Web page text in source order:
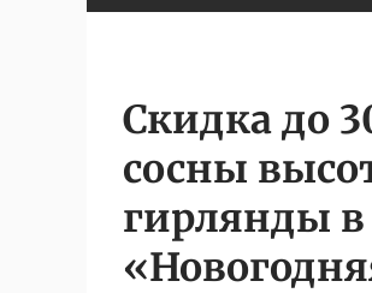
Скидка до
сосны
гирлянды